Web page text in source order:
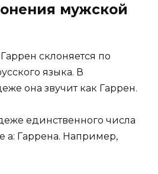
мужской
склоняется по
языка. В
она звучит как Гаррен.
единственного числа
а: Гаррена. Например,